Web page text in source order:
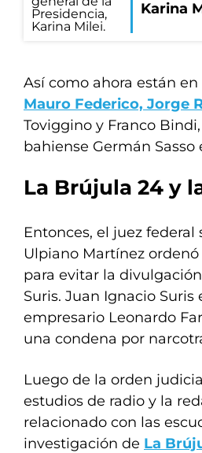
Karina
Así como ahora están
Mauro Federico, Jorge
Toviggino y Franco
bahiense Germán
La Brújula 24 y
Entonces, el juez
Ulpiano Martínez
para evitar la
Suris. Juan Ignacio
empresario Leonardo
una condena por
Luego de la orden
estudios de radio y la
relacionado con las
investigación de La